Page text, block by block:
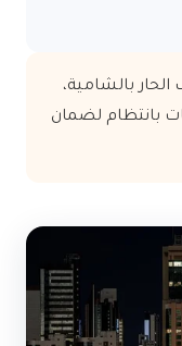
بالشامية،
بانتظام لضمان